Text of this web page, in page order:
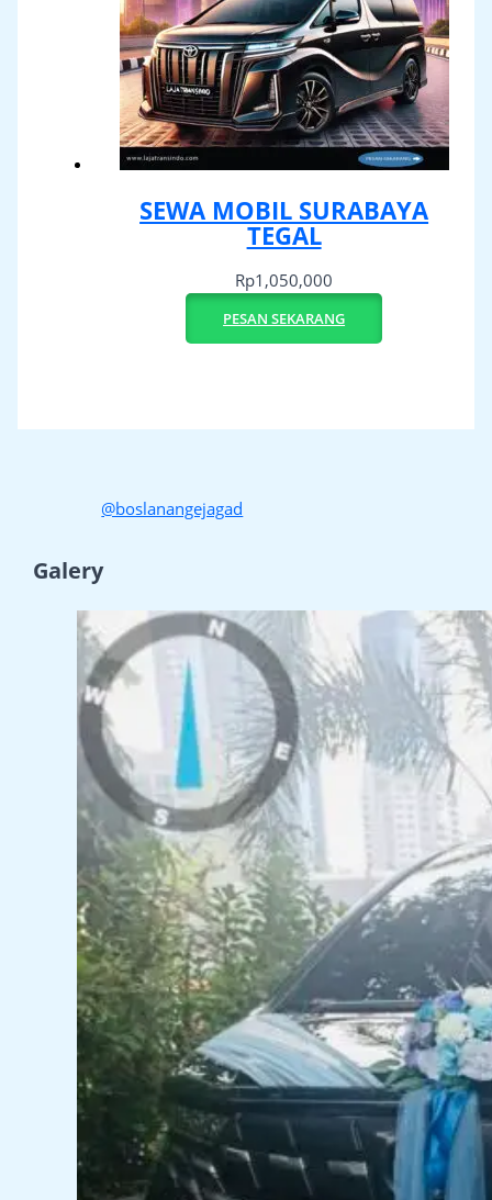
SEWA MOBIL SURABAYA
TEGAL
Rp1,050,000
PESAN SEKARANG
@boslanangejagad
Galery